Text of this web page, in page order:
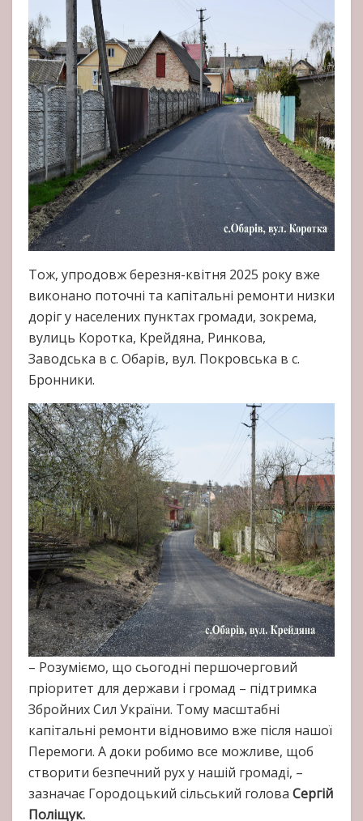
Тож, упродовж березня-квітня 2025 року вже
виконано поточні та капітальні ремонти низки
доріг у населених пунктах громади, зокрема,
вулиць Коротка, Крейдяна, Ринкова,
Заводська в с. Обарів, вул. Покровська в с.
Бронники.
– Розуміємо, що сьогодні першочерговий
пріоритет для держави і громад – підтримка
Збройних Сил України. Тому масштабні
капітальні ремонти відновимо вже після нашої
Перемоги. А доки робимо все можливе, щоб
створити безпечний рух у нашій громаді, –
зазначає Городоцький сільський голова Сергій
Поліщук.